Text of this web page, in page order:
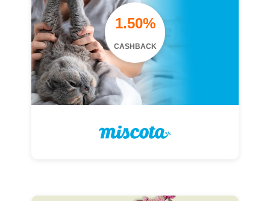
1.50%
CASHBACK